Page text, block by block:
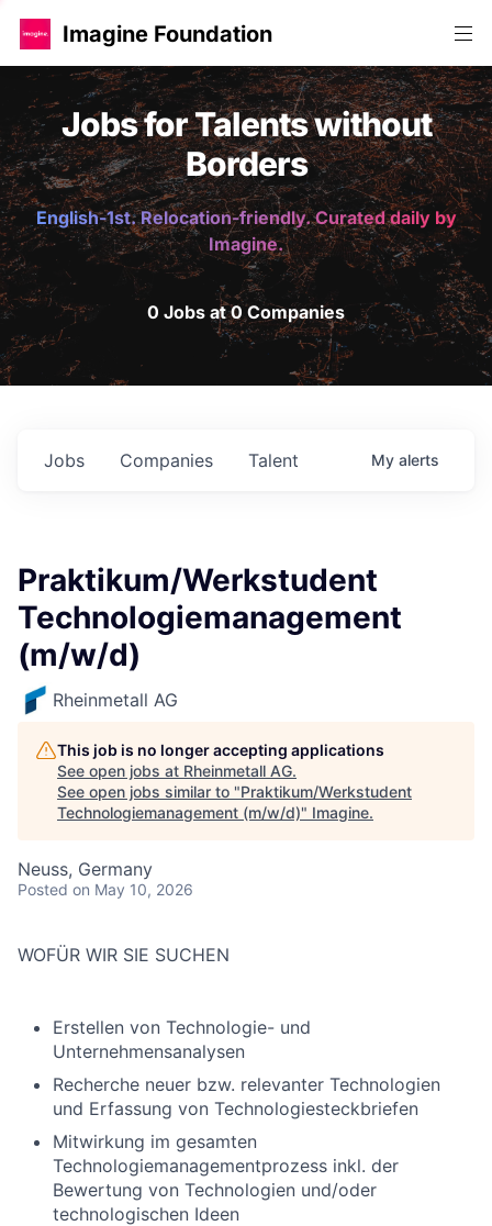
Imagine Foundation
Jobs for Talents without
Borders
English-1st. Relocation-friendly. Curated daily by
Imagine.
0 Jobs at 0 Companies
Jobs Companies Talent My alerts
Praktikum/Werkstudent
Technologiemanagement
(m/w/d)
Rheinmetall AG
This job is no longer accepting applications
See open jobs at Rheinmetall AG.
See open jobs similar to "Praktikum/Werkstudent
Technologiemanagement (m/w/d)" Imagine.
Neuss, Germany
Posted on May 10, 2026
WOFÜR WIR SIE SUCHEN
Erstellen von Technologie- und
Unternehmensanalysen
Recherche neuer bzw. relevanter Technologien
und Erfassung von Technologiesteckbriefen
Mitwirkung im gesamten
Technologiemanagementprozess inkl. der
Bewertung von Technologien und/oder
technologischen Ideen